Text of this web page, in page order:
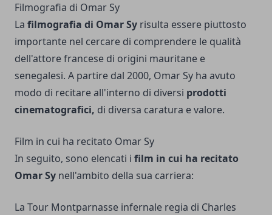
Filmografia di Omar Sy
La filmografia di Omar Sy risulta essere piuttosto
importante nel cercare di comprendere le qualità
dell'attore francese di origini mauritane e
senegalesi. A partire dal 2000, Omar Sy ha avuto
modo di recitare all'interno di diversi prodotti
cinematografici, di diversa caratura e valore.
Film in cui ha recitato Omar Sy
In seguito, sono elencati i film in cui ha recitato
Omar Sy nell'ambito della sua carriera:
La Tour Montparnasse infernale regia di Charles